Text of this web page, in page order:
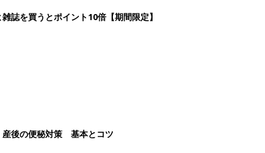
2 3 4 5 >